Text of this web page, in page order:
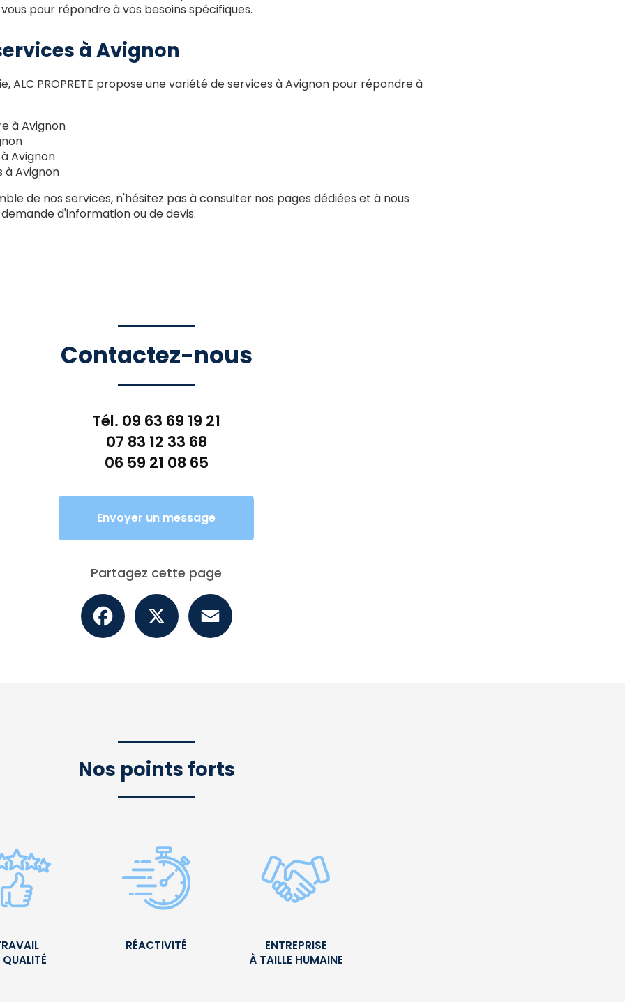
pour répondre à vos besoins spécifiques.
à Avignon
ALC PROPRETE propose une variété de services à Avignon pour répondre à
à Avignon
Avignon
à Avignon
de nos services, n'hésitez pas à consulter nos pages dédiées et à nous
d'information ou de devis.
Contactez-nous
Tél. 09 63 69 19 21
07 83 12 33 68
06 59 21 08 65
Envoyer un message
Partagez cette page
Facebook
Nos points forts
QUALITÉ
RÉACTIVITÉ
ENTREPRISE
À TAILLE HUMAINE